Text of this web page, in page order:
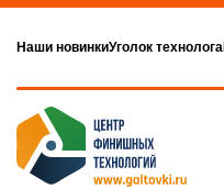
Наши новинкиУголок технолога